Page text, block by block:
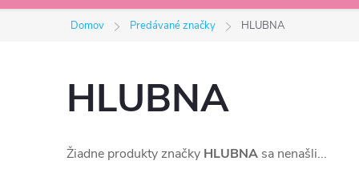
Domov Predávané značky HLUBNA
HLUBNA
Žiadne produkty značky HLUBNA sa nenašli...